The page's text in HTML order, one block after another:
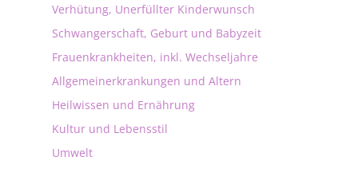
Verhütung, Unerfüllter Kinderwunsch
Schwangerschaft, Geburt und Babyzeit
Frauenkrankheiten, inkl. Wechseljahre
Allgemeinerkrankungen und Altern
Heilwissen und Ernährung
Kultur und Lebensstil
Umwelt